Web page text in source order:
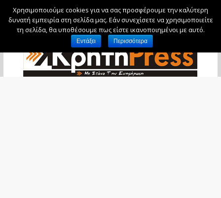
Σάββατο, 8 Αυγούστου, 2026
Χρησιμοποιούμε cookies για να σας προσφέρουμε την καλύτερη
δυνατή εμπειρία στη σελίδα μας. Εάν συνεχίσετε να χρησιμοποιείτε
τη σελίδα, θα υποθέσουμε πως είστε ικανοποιημένοι με αυτό.
Εντάξει Περισσότερα